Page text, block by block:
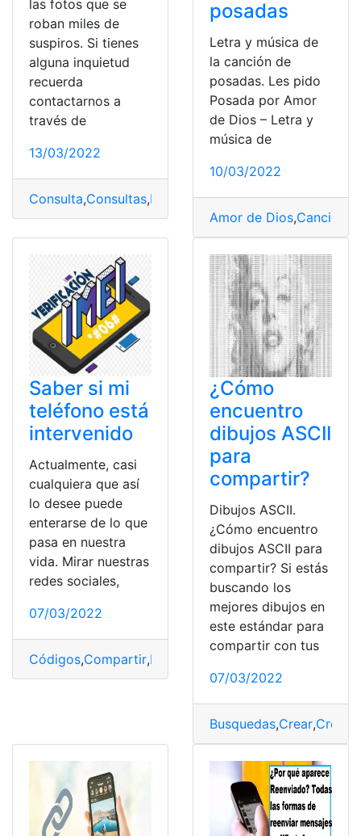
las fotos que se
roban miles de
suspiros. Si tienes
alguna inquietud
recuerda
contactarnos a
través de
13/03/2022
Consulta,Consultas,Ecuador,Internacional,top2
posadas
Letra y música de
la canción de
posadas. Les pido
Posada por Amor
de Dios – Letra y
música de
10/03/2022
Amor de Dios,Canción
Saber si mi
teléfono está
intervenido
Actualmente, casi
cualquiera que así
lo desee puede
enterarse de lo que
pasa en nuestra
vida. Mirar nuestras
redes sociales,
07/03/2022
Códigos,Compartir,Información
¿Cómo
encuentro
dibujos ASCII
para
compartir?
Dibujos ASCII.
¿Cómo encuentro
dibujos ASCII para
compartir? Si estás
buscando los
mejores dibujos en
este estándar para
compartir con tus
07/03/2022
Busquedas,Crear,